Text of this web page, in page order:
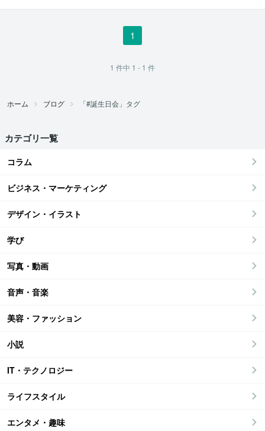
1
1 件中 1 - 1 件
ホーム ブログ 「#誕生日会」タグ
カテゴリ一覧
コラム
ビジネス・マーケティング
デザイン・イラスト
学び
写真・動画
音声・音楽
美容・ファッション
小説
IT・テクノロジー
ライフスタイル
エンタメ・趣味